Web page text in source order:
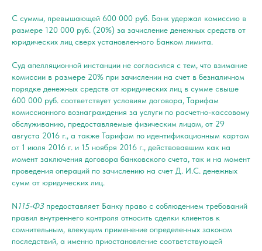
С суммы, превышающей 600 000 руб. Банк удержал комиссию в
размере 120 000 руб. (20%) за зачисление денежных средств от
юридических лиц сверх установленного Банком лимита.
Суд апелляционной инстанции не согласился с тем, что взимание
комиссии в размере 20% при зачислении на счет в безналичном
порядке денежных средств от юридических лиц в сумме свыше
600 000 руб. соответствует условиям договора, Тарифам
комиссионного вознаграждения за услуги по расчетно-кассовому
обслуживанию, предоставляемые физическим лицам, от 29
августа 2016 г., а также Тарифам по идентификационным картам
от 1 июля 2016 г. и 15 ноября 2016 г., действовавшим как на
момент заключения договора банковского счета, так и на момент
проведения операций по зачислению на счет Д. И.С. денежных
сумм от юридических лиц.
N 115-ФЗ предоставляет Банку право с соблюдением требований
правил внутреннего контроля относить сделки клиентов к
сомнительным, влекущим применение определенных законом
последствий, а именно приостановление соответствующей